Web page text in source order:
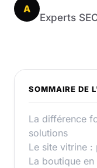
A
Experts
SOMMAIRE DE
La différence
solutions
Le site vitrine
La boutique en